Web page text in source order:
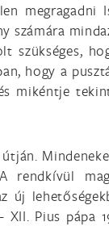
megragadni
szükséges,
hogy a
mikéntje
rendkívül
új
Pius pápa